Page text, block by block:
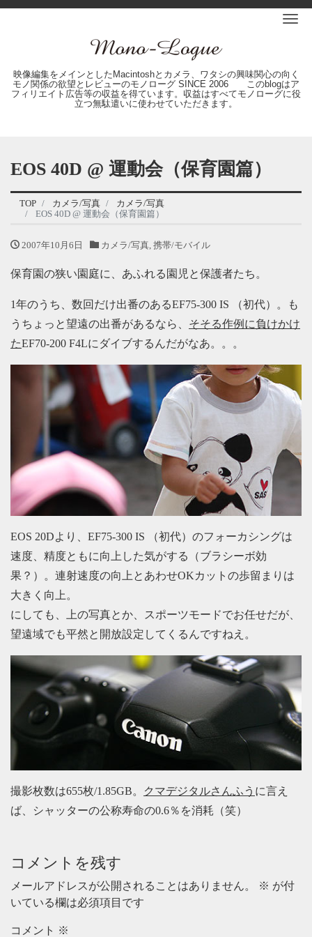
映像編集をメインとしたMacintoshとカメラ、ワタシの興味関心の向く
モノ関係の欲望とレビューのモノローグ SINCE 2006 このblogはア
フィリエイト広告等の収益を得ています。収益はすべてモノローグに役
立つ無駄遣いに使わせていただきます。
EOS 40D @ 運動会（保育園篇）
TOP カメラ/写真
カメラ/写真
EOS 40D @ 運動会（保育園篇）
2007年10月6日 カメラ/写真, 携帯/モバイル
保育園の狭い園庭に、あふれる園児と保護者たち。
1年のうち、数回だけ出番のあるEF75-300 IS （初代）。も
うちょっと望遠の出番があるなら、 そそる作例に負けかけ
たEF70-200 F4Lにダイブするんだがなあ。。。
EOS 20Dより、EF75-300 IS （初代）のフォーカシングは
速度、精度ともに向上した気がする（ブラシーボ効
果？）。連射速度の向上とあわせOKカットの歩留まりは
大きく向上。
にしても、上の写真とか、スポーツモードでお任せだが、
望遠域でも平然と開放設定してくるんですねえ。
撮影枚数は655枚/1.85GB。 クマデジタルさんふう に言え
ば、シャッターの公称寿命の0.6％を消耗（笑）
コメントを残す
メールアドレスが公開されることはありません。 ※ が付
いている欄は必須項目です
コメント ※